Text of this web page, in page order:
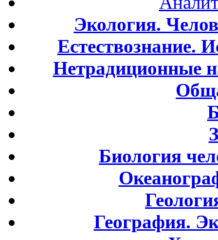
Экология.
Естествознание.
Нетрадиционные
Биология
География.